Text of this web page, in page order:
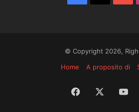
© Copyright 2026,
Home
A proposito di
Facebook